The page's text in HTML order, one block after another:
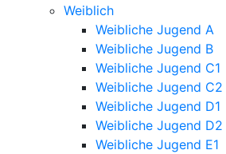
Weiblich
Weibliche Jugend A
Weibliche Jugend B
Weibliche Jugend C1
Weibliche Jugend C2
Weibliche Jugend D1
Weibliche Jugend D2
Weibliche Jugend E1